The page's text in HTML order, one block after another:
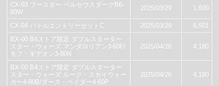
CX-03 ブースター ペルセウスダークB6-
80W
2025/03/29 1,600
CX-04 バトルエントリーセットC 2025/03/29
6,501
BX-00 B4ストア限定 ダブルスターター
スター・ウォーズ マンダロリアン3-60F/
モフ・ギデオン3-80N
2025/04/26 4,180
BX-00 B4ストア限定 ダブルスターター
スター・ウォーズ ルーク・スカイウォー
カー4-80B/ダース・ベイダー4-60P
2025/04/26 4,180